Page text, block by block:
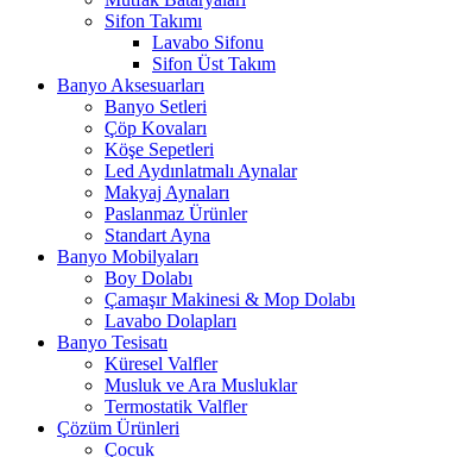
Sifon Takımı
Lavabo Sifonu
Sifon Üst Takım
Banyo Aksesuarları
Banyo Setleri
Çöp Kovaları
Köşe Sepetleri
Led Aydınlatmalı Aynalar
Makyaj Aynaları
Paslanmaz Ürünler
Standart Ayna
Banyo Mobilyaları
Boy Dolabı
Çamaşır Makinesi & Mop Dolabı
Lavabo Dolapları
Banyo Tesisatı
Küresel Valfler
Musluk ve Ara Musluklar
Termostatik Valfler
Çözüm Ürünleri
Çocuk